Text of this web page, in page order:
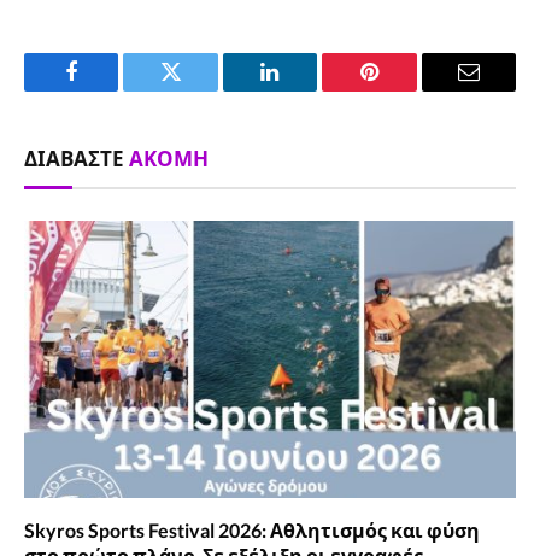
Facebook Twitter LinkedIn Pinterest Email
ΔΙΑΒΆΣΤΕ ΑΚΌΜΗ
Skyros Sports Festival 2026: Αθλητισμός και φύση